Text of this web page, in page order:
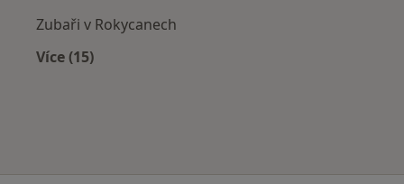
Zubaři v Rokycanech
Více (15)